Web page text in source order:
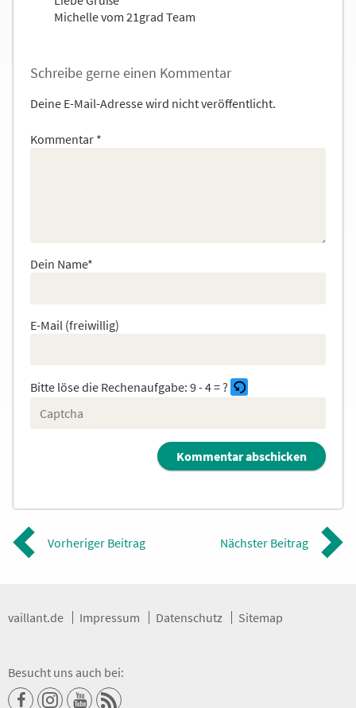
Michelle vom 21grad Team
Schreibe gerne einen Kommentar
Deine E-Mail-Adresse wird nicht veröffentlicht.
Kommentar *
Dein Name*
E-Mail (freiwillig)
Bitte löse die Rechenaufgabe: 9 - 4 = ?
e
g
i
b
e
A
P
Vorheriger Beitrag Nächster Beitrag
vaillant.de Impressum Datenschutz Sitemap
Besucht uns auch bei: